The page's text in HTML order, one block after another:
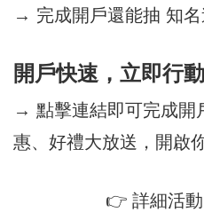
→ 完成開戶還能抽 知
開戶快速，立即行動
→ 點擊連結即可完成開
惠、好禮大放送，開啟
👉 詳細活動